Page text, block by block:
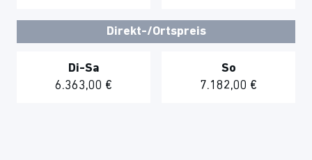
Direkt-/Ortspreis
Di-Sa
6.363,00 €
So
7.182,00 €